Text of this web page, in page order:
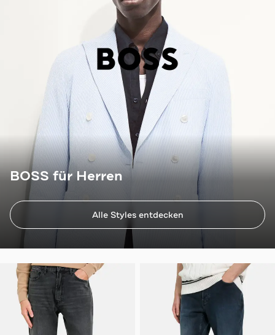
BOSS für Herren
Alle Styles entdecken